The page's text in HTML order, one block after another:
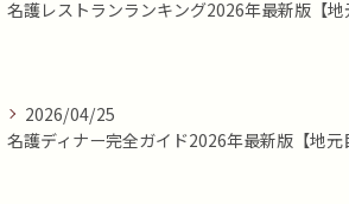
2026/04/25